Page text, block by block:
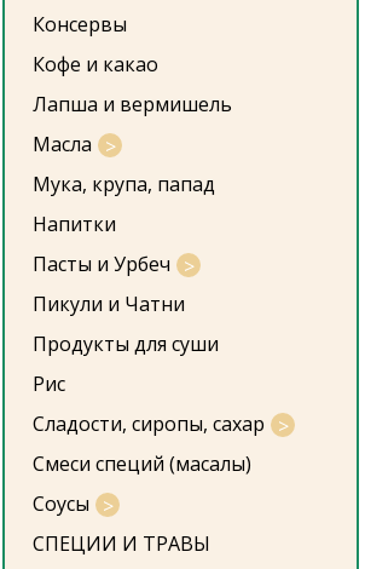
Консервы
Кофе и какао
Лапша и вермишель
Масла
Мука, крупа, папад
Напитки
Пасты и Урбеч
Пикули и Чатни
Продукты для суши
Рис
Сладости, сиропы, сахар
Смеси специй (масалы)
Соусы
СПЕЦИИ И ТРАВЫ